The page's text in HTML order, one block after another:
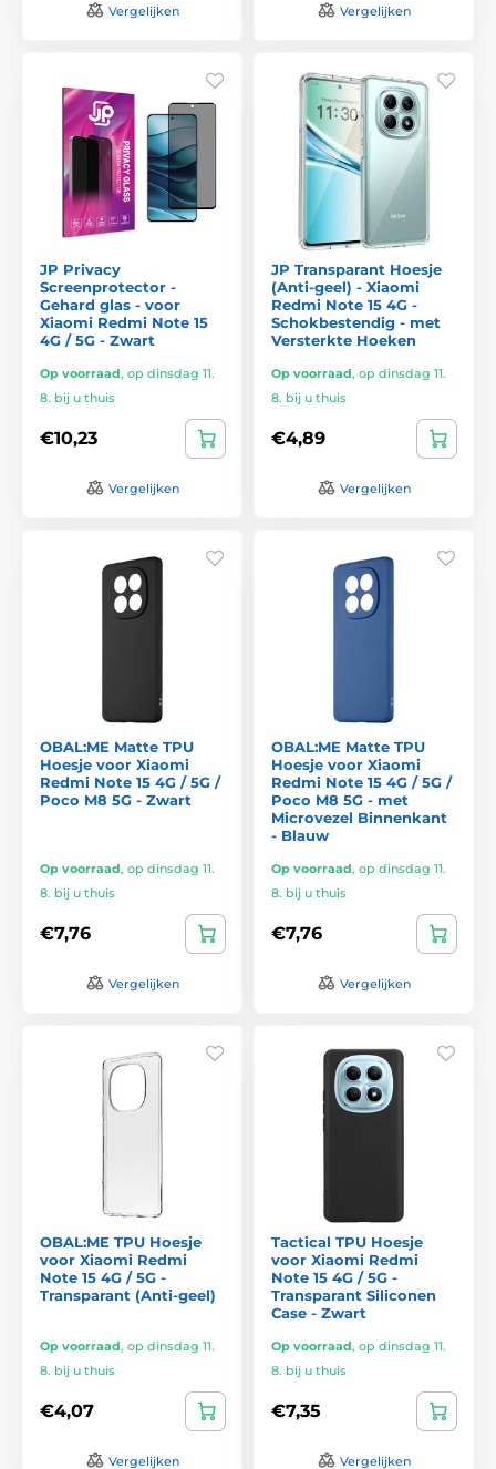
Vergelijken Vergelijken
JP Privacy
Screenprotector -
Gehard glas - voor
Xiaomi Redmi Note 15
4G / 5G - Zwart
Op voorraad, op dinsdag 11.
8. bij u thuis
€10,23
Vergelijken
JP Transparant Hoesje
(Anti-geel) - Xiaomi
Redmi Note 15 4G -
Schokbestendig - met
Versterkte Hoeken
Op voorraad, op dinsdag 11.
8. bij u thuis
€4,89
Vergelijken
OBAL:ME Matte TPU
Hoesje voor Xiaomi
Redmi Note 15 4G / 5G /
Poco M8 5G - Zwart
Op voorraad, op dinsdag 11.
8. bij u thuis
€7,76
Vergelijken
OBAL:ME Matte TPU
Hoesje voor Xiaomi
Redmi Note 15 4G / 5G /
Poco M8 5G - met
Microvezel Binnenkant
- Blauw
Op voorraad, op dinsdag 11.
8. bij u thuis
€7,76
Vergelijken
OBAL:ME TPU Hoesje
voor Xiaomi Redmi
Note 15 4G / 5G -
Transparant (Anti-geel)
Op voorraad, op dinsdag 11.
8. bij u thuis
€4,07
Vergelijken
Tactical TPU Hoesje
voor Xiaomi Redmi
Note 15 4G / 5G -
Transparant Siliconen
Case - Zwart
Op voorraad, op dinsdag 11.
8. bij u thuis
€7,35
Vergelijken